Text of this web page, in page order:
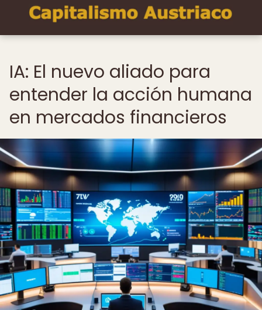
IA: El nuevo aliado para
entender la acción humana
en mercados financieros